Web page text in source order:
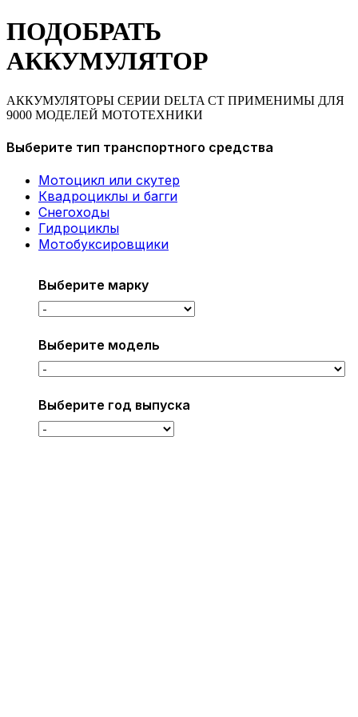
ПОДОБРАТЬ
АККУМУЛЯТОР
АККУМУЛЯТОРЫ СЕРИИ DELTA CT ПРИМЕНИМЫ ДЛЯ
9000 МОДЕЛЕЙ МОТОТЕХНИКИ
Выберите тип транспортного средства
Мотоцикл или скутер
Квадроциклы и багги
Снегоходы
Гидроциклы
Мотобуксировщики
Выберите марку
Выберите модель
Выберите год выпуска